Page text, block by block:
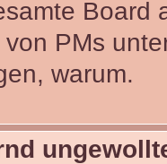
Board
PMs
warum.